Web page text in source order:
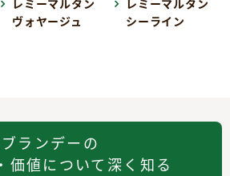
レミーマルタン
ヴォヤージュ
レミーマルタン
シーライン
ブランデーの
価値について深く知る